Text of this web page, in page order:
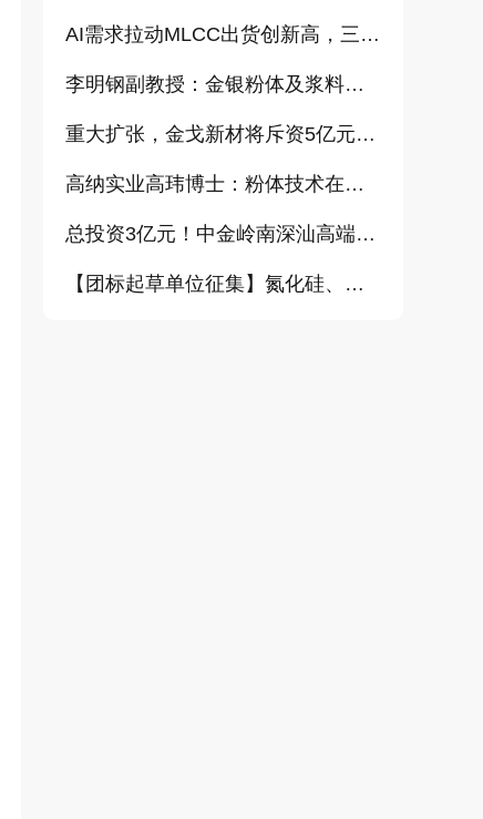
AI需求拉动MLCC出货创新高，三星、太阳诱电相继涨价
李明钢副教授：金银粉体及浆料增值化路径探讨（报告）
重大扩张，金戈新材将斥资5亿元打造“功能性粉体新材料智能制造基地”
高纳实业高玮博士：粉体技术在电池材料工业中的进展与需求（报告）
总投资3亿元！中金岭南深汕高端金属复合材料扩产项目正式开工
【团标起草单位征集】氮化硅、金刚石、碳化铪、氧化铝等